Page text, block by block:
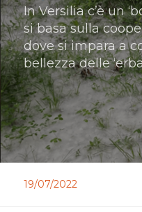
In Versilia c’è un
si basa sulla
dove si impara a
bellezza delle
19/07/2022